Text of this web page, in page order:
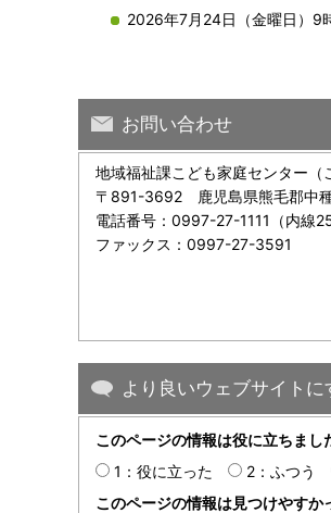
2026年7月24日（金曜日）9
お問い合わせ
地域福祉課こども家庭センター（
〒891-3692 鹿児島県熊毛郡中
電話番号：0997-27-1111（内線
ファックス：0997-27-3591
より良いウェブサイト
このページの情報は役に立ちまし
1：役に立った
2：ふつう
このページの情報は見つけやすか